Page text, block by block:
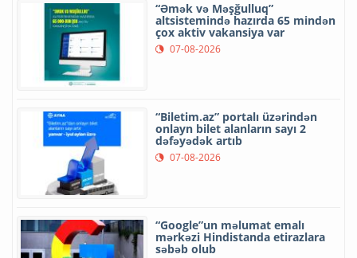
“Əmək və Məşğulluq”
altsistemində hazırda 65 mindən
çox aktiv vakansiya var
07-08-2026
“Biletim.az” portalı üzərindən
onlayn bilet alanların sayı 2
dəfəyədək artıb
07-08-2026
“Google”un məlumat emalı
mərkəzi Hindistanda etirazlara
səbəb olub